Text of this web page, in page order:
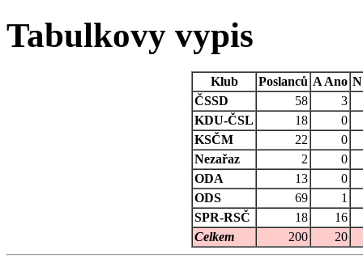
Tabulkovy vypis
Klub Poslanců A Ano N
ČSSD
58
3
KDU-ČSL
18
0
KSČM
22
0
Nezařaz
2
0
ODA
13
0
ODS
69
1
SPR-RSČ
18
16
Celkem
200 20